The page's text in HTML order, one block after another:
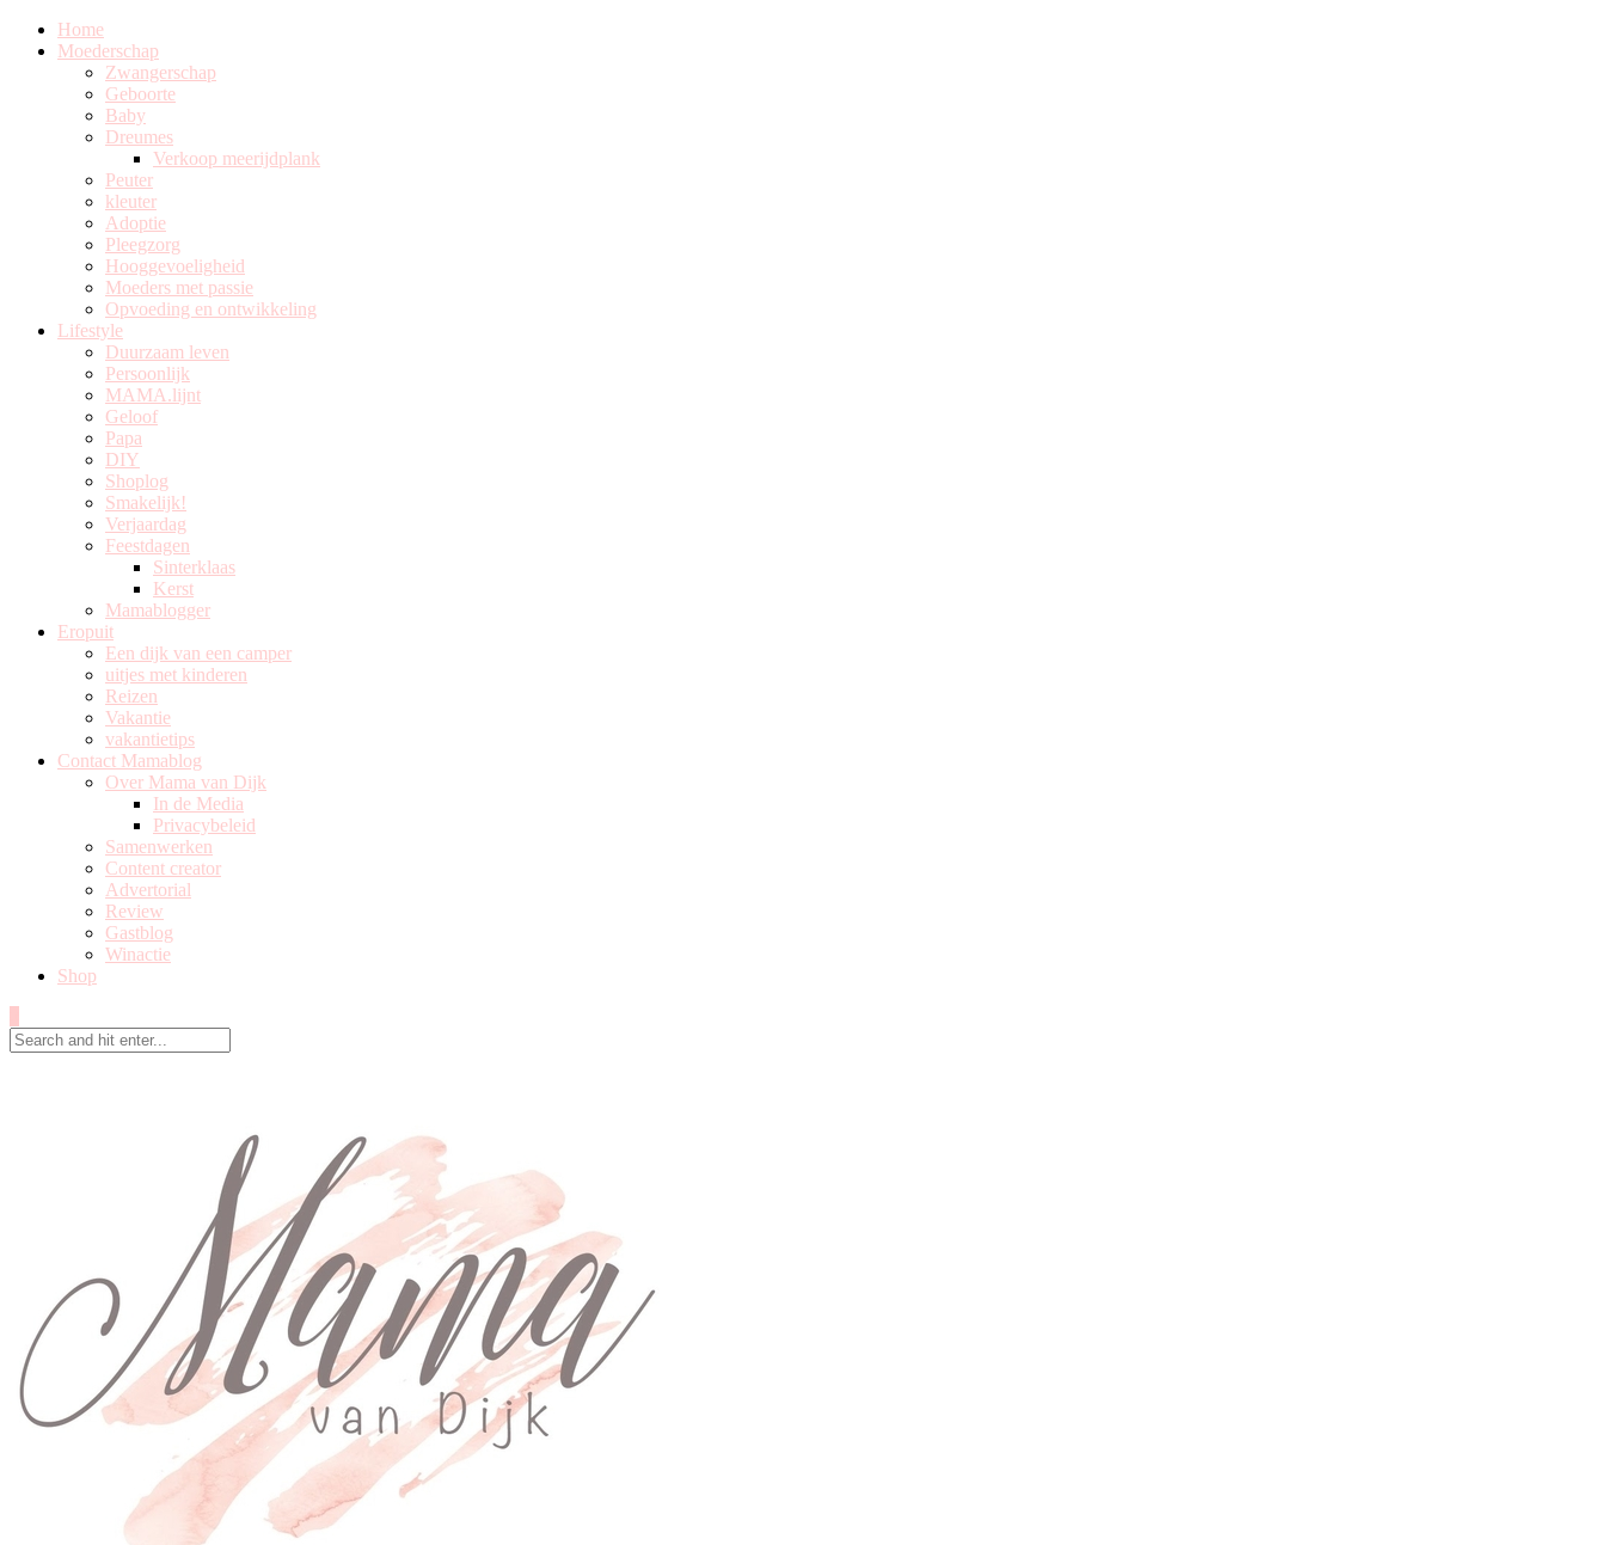
Home
Moederschap
Zwangerschap
Geboorte
Baby
Dreumes
Verkoop meerijdplank
Peuter
kleuter
Adoptie
Pleegzorg
Hooggevoeligheid
Moeders met passie
Opvoeding en ontwikkeling
Lifestyle
Duurzaam leven
Persoonlijk
MAMA.lijnt
Geloof
Papa
DIY
Shoplog
Smakelijk!
Verjaardag
Feestdagen
Sinterklaas
Kerst
Mamablogger
Eropuit
Een dijk van een camper
uitjes met kinderen
Reizen
Vakantie
vakantietips
Contact Mamablog
Over Mama van Dijk
In de Media
Privacybeleid
Samenwerken
Content creator
Advertorial
Review
Gastblog
Winactie
Shop